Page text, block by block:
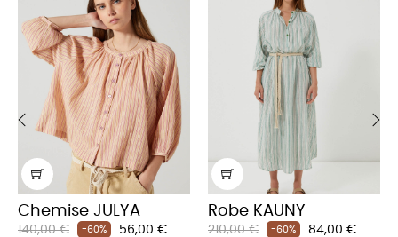
Chemise JULYA
Prix
140,00 € -60% Prix
56,00 €
Robe KAUNY
Prix
210,00 € -60% Prix
84,00 €